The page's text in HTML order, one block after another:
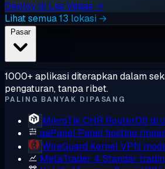
Deploy di Las Vegas →
Lihat semua 13 lokasi →
Pasar
1000+ aplikasi diterapkan dalam
pengaturan, tanpa ribet.
PALING BANYAK DIPASANG
MikroTik CHR RouterOS di
aaPanel Panel hosting
WireGuard Kernel VPN
MetaTrader 4 Standar